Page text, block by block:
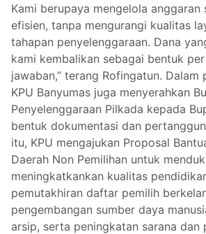
Kami berupaya mengelola
efisien, tanpa mengurangi kualitas
tahapan penyelenggaraan. Dana
kami kembalikan sebagai bentuk
jawaban,” terang Rofingatun. Dalam
KPU Banyumas juga menyerahkan
Penyelenggaraan Pilkada kepada
bentuk dokumentasi dan
itu, KPU mengajukan Proposal
Daerah Non Pemilihan untuk
meningkatkankan kualitas
pemutakhiran daftar pemilih
pengembangan sumber daya
arsip, serta peningkatan sarana dan